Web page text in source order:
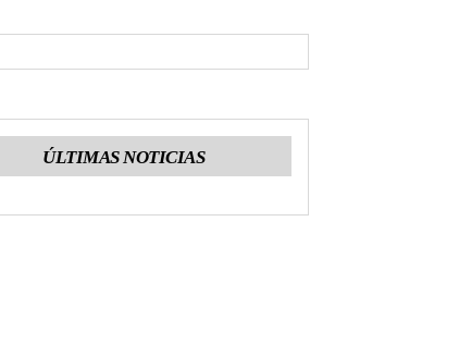
ÚLTIMAS NOTICIAS